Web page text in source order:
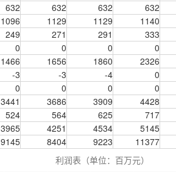
632 632 632 632
1096 1129 1129 1140
249 271 291 333
0 0 0 0
1466 1656 1860 2326
-3 -3 -4 0
0 0 0 0
3441 3686 3909 4428
524 564 625 717
3965 4251 4534 5145
9145 8404 9223 11377
利润表（单位： 百万元）